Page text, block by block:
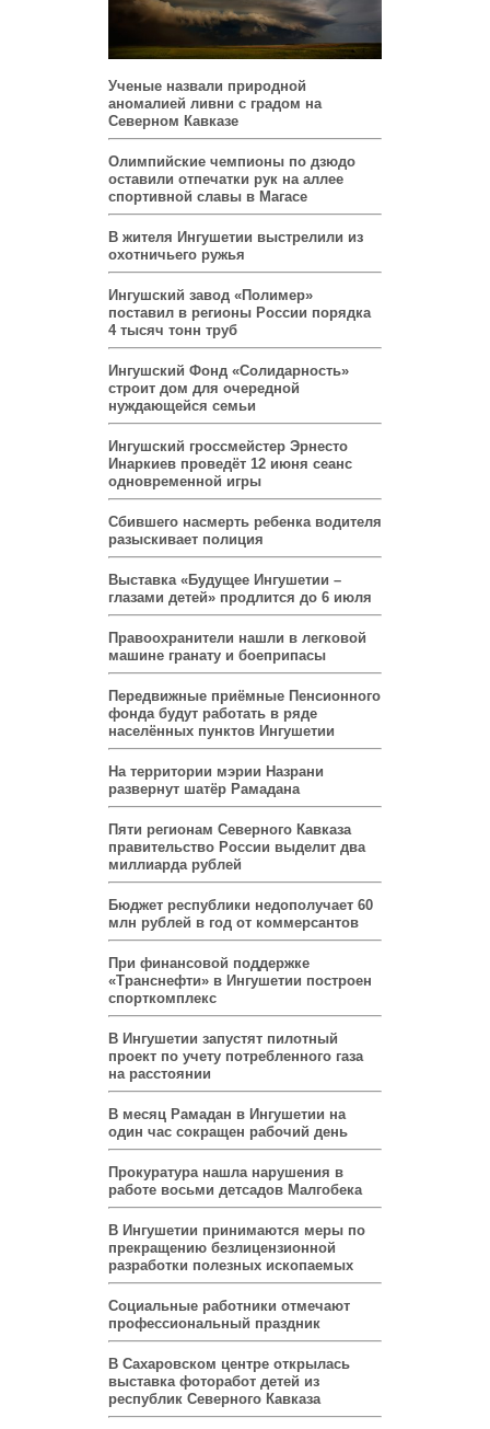
Ученые назвали природной
аномалией ливни с градом на
Северном Кавказе
Олимпийские чемпионы по дзюдо
оставили отпечатки рук на аллее
спортивной славы в Магасе
В жителя Ингушетии выстрелили из
охотничьего ружья
Ингушский завод «Полимер»
поставил в регионы России порядка
4 тысяч тонн труб
Ингушский Фонд «Солидарность»
строит дом для очередной
нуждающейся семьи
Ингушский гроссмейстер Эрнесто
Инаркиев проведёт 12 июня сеанс
одновременной игры
Сбившего насмерть ребенка водителя
разыскивает полиция
Выставка «Будущее Ингушетии –
глазами детей» продлится до 6 июля
Правоохранители нашли в легковой
машине гранату и боеприпасы
Передвижные приёмные Пенсионного
фонда будут работать в ряде
населённых пунктов Ингушетии
На территории мэрии Назрани
развернут шатёр Рамадана
Пяти регионам Северного Кавказа
правительство России выделит два
миллиарда рублей
Бюджет республики недополучает 60
млн рублей в год от коммерсантов
При финансовой поддержке
«Транснефти» в Ингушетии построен
спорткомплекс
В Ингушетии запустят пилотный
проект по учету потребленного газа
на расстоянии
В месяц Рамадан в Ингушетии на
один час сокращен рабочий день
Прокуратура нашла нарушения в
работе восьми детсадов Малгобека
В Ингушетии принимаются меры по
прекращению безлицензионной
разработки полезных ископаемых
Социальные работники отмечают
профессиональный праздник
В Сахаровском центре открылась
выставка фоторабот детей из
республик Северного Кавказа